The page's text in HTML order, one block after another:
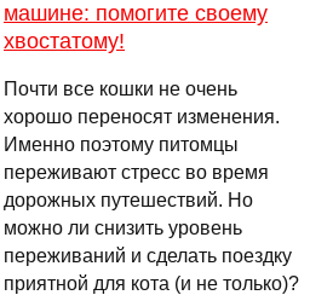
машине: помогите своему
хвостатому!
Почти все кошки не очень
хорошо переносят изменения.
Именно поэтому питомцы
переживают стресс во время
дорожных путешествий. Но
можно ли снизить уровень
переживаний и сделать поездку
приятной для кота (и не только)?